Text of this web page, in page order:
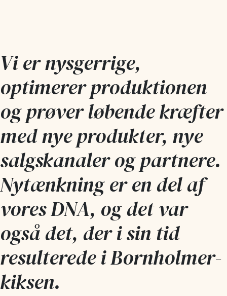
Vi er nysger­rige,
optimerer produk­tionen
og prøver løbende kræfter
med nye produkter, nye
salgs­kanaler og partnere.
Nytænkning er en del af
vores DNA, og det var
også det, der i sin tid
resul­terede i Bornholmer­
kiksen.